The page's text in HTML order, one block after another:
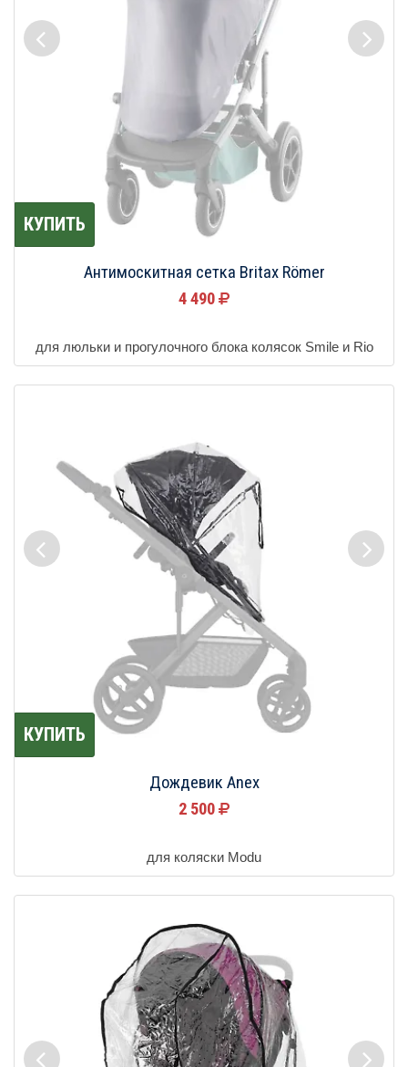
КУПИТЬ
Антимоскитная сетка Britax Römer
4 490
для люльки и прогулочного блока колясок Smile и Rio
КУПИТЬ
Дождевик Anex
2 500
для коляски Modu